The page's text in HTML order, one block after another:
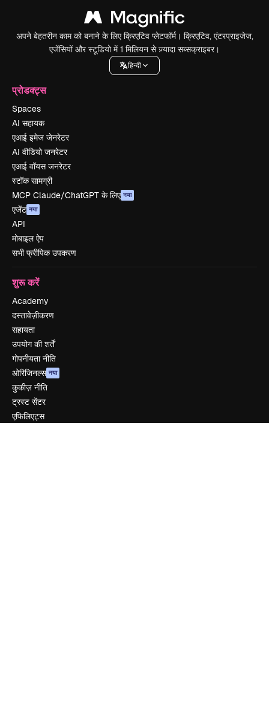
अपने बेहतरीन काम को बनाने के लिए क्रिएटिव प्लेटफॉर्म। क्रिएटिव, एंटरप्राइजेज,
एजेंसियों और स्टूडियो में 1 मिलियन से ज़्यादा सब्सक्राइबर।
हिन्दी
प्रोडक्ट्स
Spaces
AI सहायक
एआई इमेज जेनरेटर
AI वीडियो जनरेटर
एआई वॉयस जनरेटर
स्टॉक सामग्री
MCP Claude/ChatGPT के लिए नया
एजेंट नया
API
मोबाइल ऐप
सभी फ्रीपिक उपकरण
शुरू करें
Academy
दस्तावेज़ीकरण
सहायता
उपयोग की शर्तें
गोपनीयता नीति
ओरिजिनल्स नया
कुकीज़ नीति
ट्रस्ट सेंटर
एफिलिएट्स